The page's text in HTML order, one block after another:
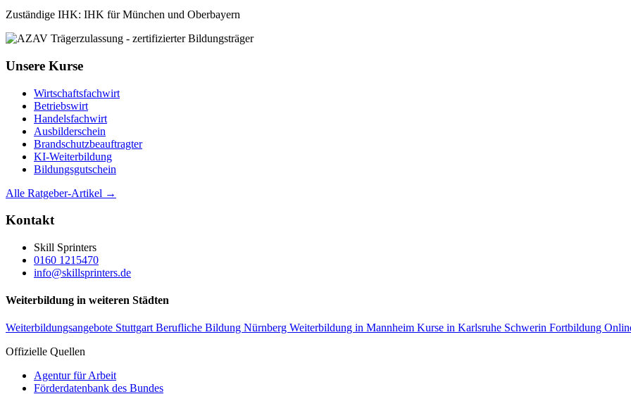
Zuständige IHK: IHK für München und Oberbayern
Unsere Kurse
Wirtschaftsfachwirt
Betriebswirt
Handelsfachwirt
Ausbilderschein
Brandschutzbeauftragter
KI-Weiterbildung
Bildungsgutschein
Alle Ratgeber-Artikel →
Kontakt
Skill Sprinters
0160 1215470
info@skillsprinters.de
Weiterbildung in weiteren Städten
Weiterbildungsangebote StuttgartBerufliche Bildung Nürnberg Weiterbildung in Mannheim Kurse in Karlsruhe Schwerin Fortbildung
Offizielle Quellen
Agentur für Arbeit
Förderdatenbank des Bundes